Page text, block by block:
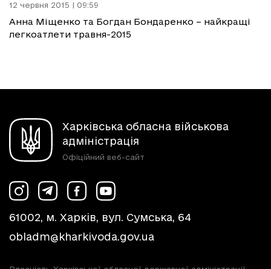
12 червня 2015 | 09:59
Анна Міщенко та Богдан Бондаренко – найкращі
легкоатлети травня-2015
Харківська обласна військова
адміністрація
Офіційний веб-сайт
61002, м. Харків, вул. Сумська, 64
obladm@kharkivoda.gov.ua